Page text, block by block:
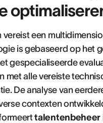
een
is gebaseerd op het
gespecialiseerde
met alle vereiste
De analyse van
contexten
talentenbeheer